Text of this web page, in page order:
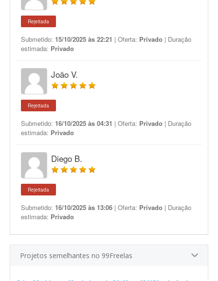
Rejeitada
Submetido: 15/10/2025 às 22:21 | Oferta: Privado | Duração
estimada: Privado
João V.
Rejeitada
Submetido: 16/10/2025 às 04:31 | Oferta: Privado | Duração
estimada: Privado
Diego B.
Rejeitada
Submetido: 16/10/2025 às 13:06 | Oferta: Privado | Duração
estimada: Privado
Projetos semelhantes no 99Freelas